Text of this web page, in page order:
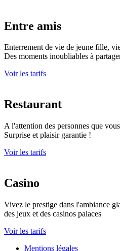
Entre amis
Enterrement de vie de jeune fille,
Des moments inoubliables à
Voir les tarifs
Restaurant
A l'attention des personnes que
Surprise et plaisir garantie !
Voir les tarifs
Casino
Vivez le prestige dans l'ambiance
des jeux et des casinos palaces
Voir les tarifs
Mentions légales